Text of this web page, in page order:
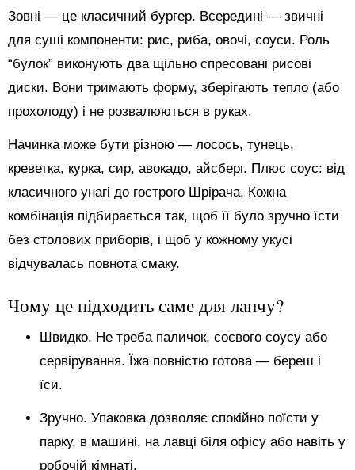
Зовні — це класичний бургер. Всередині — звичні
для суші компоненти: рис, риба, овочі, соуси. Роль
“булок” виконують два щільно спресовані рисові
диски. Вони тримають форму, зберігають тепло (або
прохолоду) і не розвалюються в руках.
Начинка може бути різною — лосось, тунець,
креветка, курка, сир, авокадо, айсберг. Плюс соус: від
класичного унагі до гострого Шрірача. Кожна
комбінація підбирається так, щоб її було зручно їсти
без столових приборів, і щоб у кожному укусі
відчувалась повнота смаку.
Чому це підходить саме для ланчу?
Швидко. Не треба паличок, соєвого соусу або
сервірування. Їжа повністю готова — береш і
їси.
Зручно. Упаковка дозволяє спокійно поїсти у
парку, в машині, на лавці біля офісу або навіть у
робочій кімнаті.